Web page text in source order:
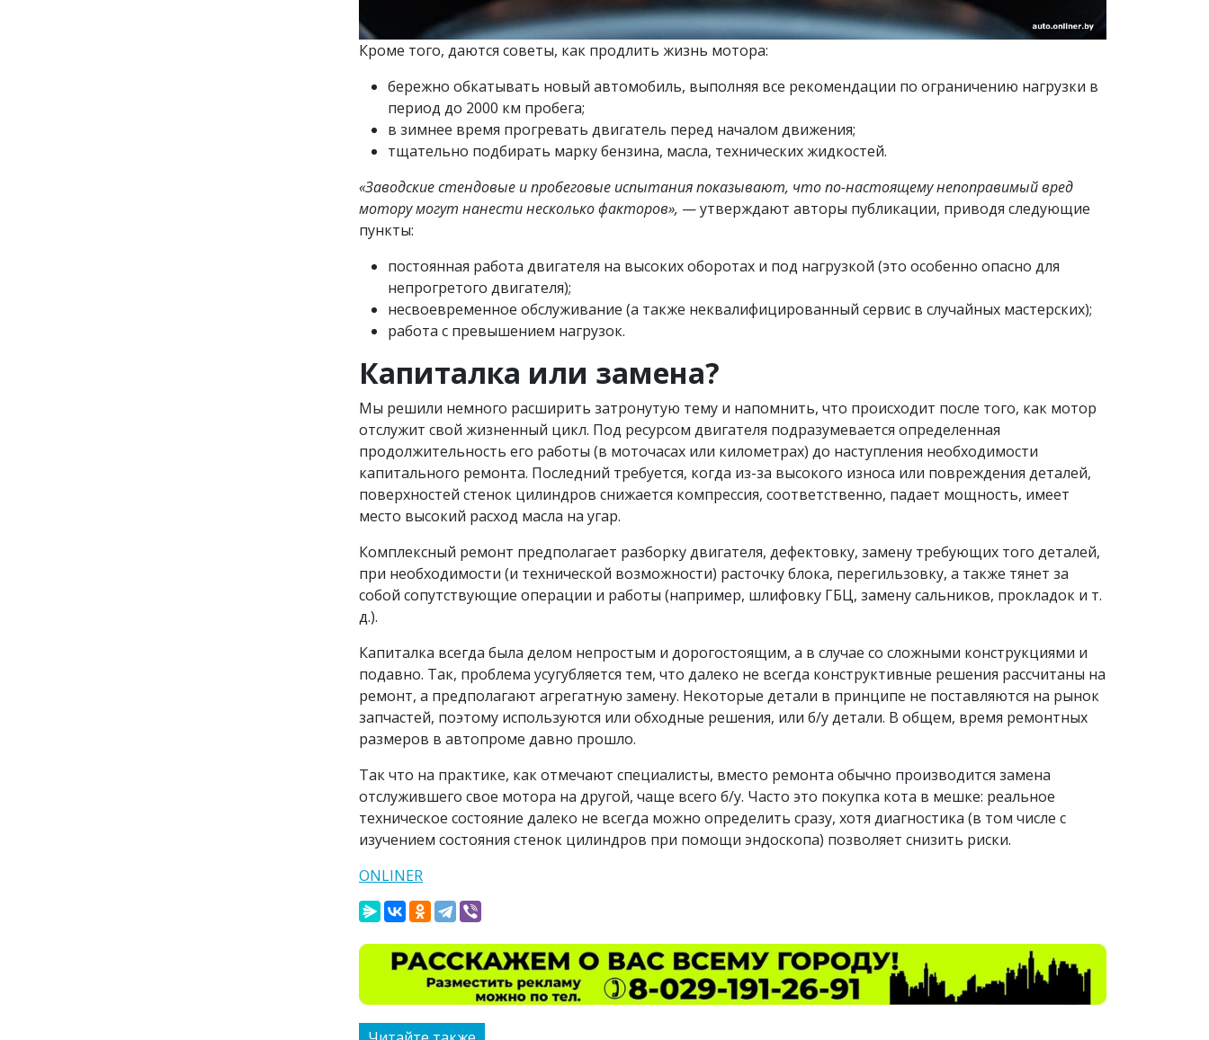
Кроме того, даются советы, как продлить жизнь мотора:
бережно обкатывать новый автомобиль, выполняя все рекомендации по ограничению нагрузки в
период до 2000 км пробега;
в зимнее время прогревать двигатель перед началом движения;
тщательно подбирать марку бензина, масла, технических жидкостей.
«Заводские стендовые и пробеговые испытания показывают, что по-настоящему непоправимый вред
мотору могут нанести несколько факторов», — утверждают авторы публикации, приводя следующие
пункты:
постоянная работа двигателя на высоких оборотах и под нагрузкой (это особенно опасно для
непрогретого двигателя);
несвоевременное обслуживание (а также неквалифицированный сервис в случайных мастерских);
работа с превышением нагрузок.
Капиталка или замена?
Мы решили немного расширить затронутую тему и напомнить, что происходит после того, как мотор
отслужит свой жизненный цикл. Под ресурсом двигателя подразумевается определенная
продолжительность его работы (в моточасах или километрах) до наступления необходимости
капитального ремонта. Последний требуется, когда из-за высокого износа или повреждения деталей,
поверхностей стенок цилиндров снижается компрессия, соответственно, падает мощность, имеет
место высокий расход масла на угар.
Комплексный ремонт предполагает разборку двигателя, дефектовку, замену требующих того деталей,
при необходимости (и технической возможности) расточку блока, перегильзовку, а также тянет за
собой сопутствующие операции и работы (например, шлифовку ГБЦ, замену сальников, прокладок и т.
д.).
Капиталка всегда была делом непростым и дорогостоящим, а в случае со сложными конструкциями и
подавно. Так, проблема усугубляется тем, что далеко не всегда конструктивные решения рассчитаны на
ремонт, а предполагают агрегатную замену. Некоторые детали в принципе не поставляются на рынок
запчастей, поэтому используются или обходные решения, или б/у детали. В общем, время ремонтных
размеров в автопроме давно прошло.
Так что на практике, как отмечают специалисты, вместо ремонта обычно производится замена
отслужившего свое мотора на другой, чаще всего б/у. Часто это покупка кота в мешке: реальное
техническое состояние далеко не всегда можно определить сразу, хотя диагностика (в том числе с
изучением состояния стенок цилиндров при помощи эндоскопа) позволяет снизить риски.
ONLINER